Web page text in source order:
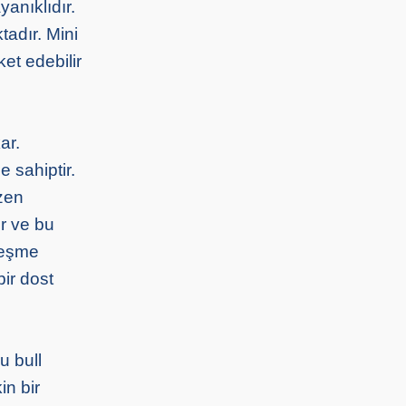
Mini
edebilir
sahiptir.
ve bu
dost
bull
bir